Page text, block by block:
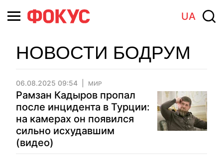
UA
НОВОСТИ БОДРУМ
06.08.2025 09:54 МИР
Рамзан Кадыров пропал
после инцидента в Турции:
на камерах он появился
сильно исхудавшим
(видео)